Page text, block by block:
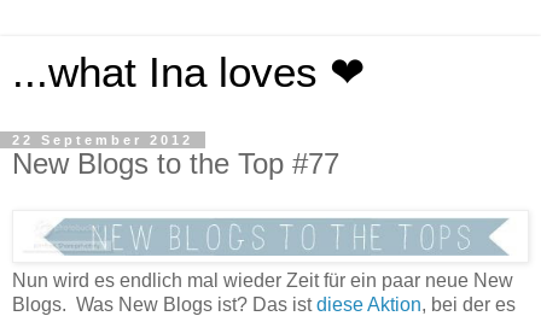
...what Ina loves ❤
22 September 2012
New Blogs to the Top #77
Nun wird es endlich mal wieder Zeit für ein paar neue New
Blogs. Was New Blogs ist? Das istdiese Aktion, bei der es